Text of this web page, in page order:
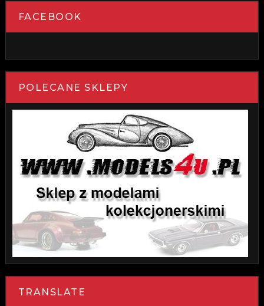
FACEBOOK
POLECANE SKLEPY
TRANSLATE